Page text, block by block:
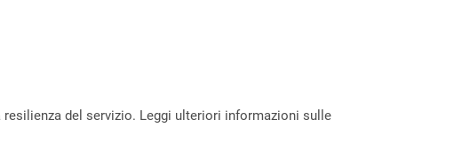
del servizio. Leggi ulteriori informazioni sulle